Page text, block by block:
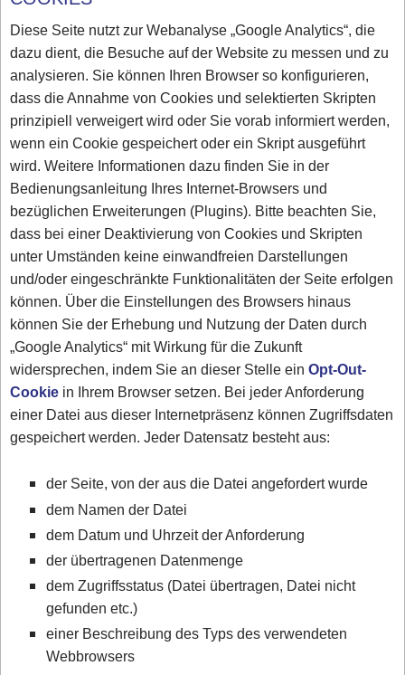
Diese Seite nutzt zur Webanalyse „Google Analytics“, die
dazu dient, die Besuche auf der Website zu messen und zu
analysieren. Sie können Ihren Browser so konfigurieren,
dass die Annahme von Cookies und selektierten Skripten
prinzipiell verweigert wird oder Sie vorab informiert werden,
wenn ein Cookie gespeichert oder ein Skript ausgeführt
wird. Weitere Informationen dazu finden Sie in der
Bedienungsanleitung Ihres Internet-Browsers und
bezüglichen Erweiterungen (Plugins). Bitte beachten Sie,
dass bei einer Deaktivierung von Cookies und Skripten
unter Umständen keine einwandfreien Darstellungen
und/oder eingeschränkte Funktionalitäten der Seite erfolgen
können. Über die Einstellungen des Browsers hinaus
können Sie der Erhebung und Nutzung der Daten durch
„Google Analytics“ mit Wirkung für die Zukunft
widersprechen, indem Sie an dieser Stelle einOpt-Out-
Cookie in Ihrem Browser setzen. Bei jeder Anforderung
einer Datei aus dieser Internetpräsenz können Zugriffsdaten
gespeichert werden. Jeder Datensatz besteht aus:
der Seite, von der aus die Datei angefordert wurde
dem Namen der Datei
dem Datum und Uhrzeit der Anforderung
der übertragenen Datenmenge
dem Zugriffsstatus (Datei übertragen, Datei nicht
gefunden etc.)
einer Beschreibung des Typs des verwendeten
Webbrowsers